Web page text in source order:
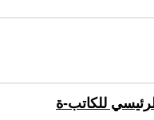
للكاتب-ة